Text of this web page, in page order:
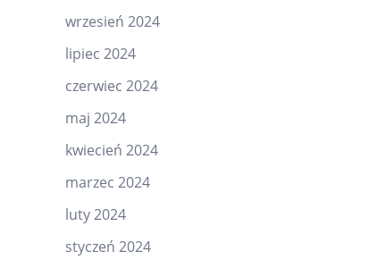
wrzesień 2024
lipiec 2024
czerwiec 2024
maj 2024
kwiecień 2024
marzec 2024
luty 2024
styczeń 2024